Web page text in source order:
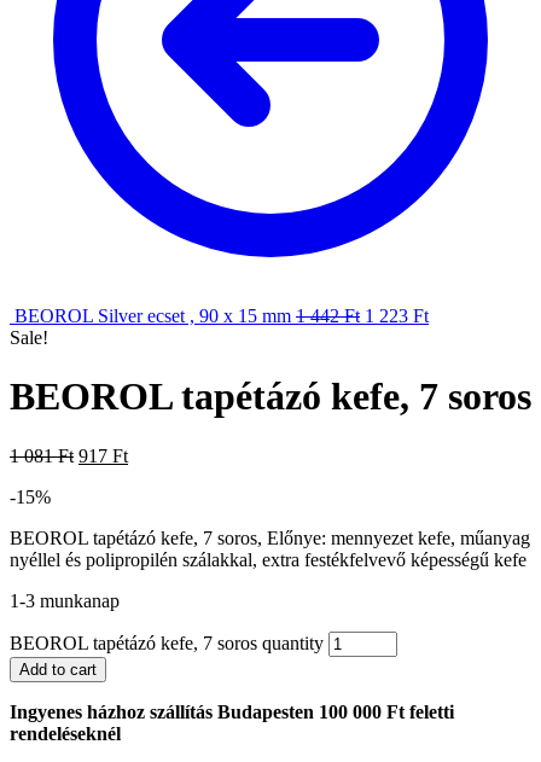
BEOROL Silver ecset , 90 x 15 mm 1 442Ft 1 223 Ft
Sale!
BEOROL tapétázó kefe, 7 soros
1 081Ft 917 Ft
-15%
BEOROL tapétázó kefe, 7 soros, Előnye: mennyezet kefe, műanyag
nyéllel és polipropilén szálakkal, extra festékfelvevő képességű kefe
1-3 munkanap
BEOROL tapétázó kefe, 7 soros quantity
Add to cart
Ingyenes házhoz szállítás Budapesten 100 000 Ft feletti
rendeléseknél